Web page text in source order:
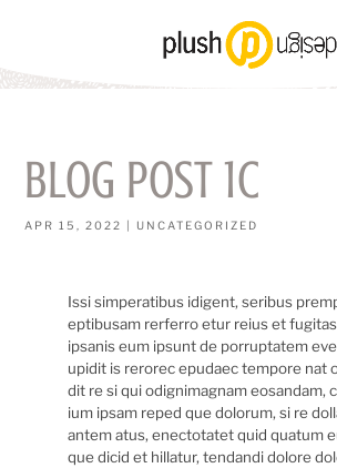
Blog Post 1c
APR 15, 2022 | UNCATEGORIZED
Issi simperatibus idigent, seribus
eptibusam rerferro etur reius et
ipsanis eum ipsunt de porruptatem
upidit is rerorec epudaec tempore nat
dit re si qui odignimagnam eosandam,
ium ipsam reped que dolorum, si re
antem atus, enectotatet quid quatum
que dicid et hillatur, tendandi dolore